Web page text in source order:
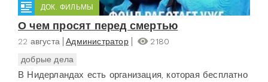
ДОК. ФИЛЬМЫ
О чем просят перед смертью
22 августа Администратор
2180
добрые дела
В Нидерландах есть организация, которая бесплатно